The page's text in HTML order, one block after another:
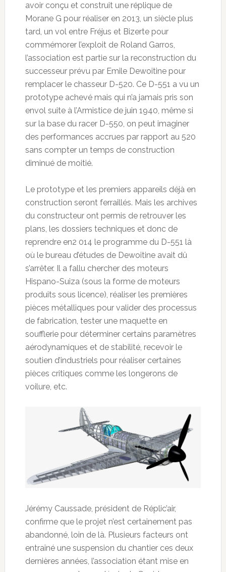
avoir conçu et construit une réplique de
Morane G pour réaliser en 2013, un siècle plus
tard, un vol entre Fréjus et Bizerte pour
commémorer l’exploit de Roland Garros,
l’association est partie sur la reconstruction du
successeur prévu par Emile Dewoitine pour
remplacer le chasseur D-520. Ce D-551 a vu un
prototype achevé mais qui n’a jamais pris son
envol suite à l’Armistice de juin 1940, même si
sur la base du racer D-550, on peut imaginer
des performances accrues par rapport au 520
sans compter un temps de construction
diminué de moitié.
Le prototype et les premiers appareils déjà en
construction seront ferraillés. Mais les archives
du constructeur ont permis de retrouver les
plans, les dossiers techniques et donc de
reprendre en2 014 le programme du D-551 là
où le bureau d’études de Dewoitine avait dû
s’arrêter. Il a fallu chercher des moteurs
Hispano-Suiza (sous la forme de moteurs
produits sous licence), réaliser les premières
pièces métalliques pour valider des processus
de fabrication, tester une maquette en
soufflerie pour déterminer certains paramètres
aérodynamiques et de stabilité, recevoir le
soutien d’industriels pour réaliser certaines
pièces critiques comme les longerons de
voilure, etc.
Jérémy Caussade, président de Réplic’air,
confirme que le projet n’est certainement pas
abandonné, loin de là. Plusieurs facteurs ont
entraîné une suspension du chantier ces deux
dernières années, l’association étant mise en